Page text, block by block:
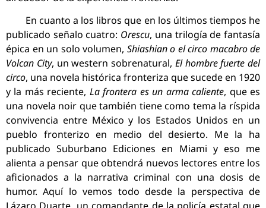
En cuanto a los libros que en los últimos tiempos he
publicado señalo cuatro: Orescu, una trilogía de fantasía
épica en un solo volumen, Shiashian o el circo macabro de
Volcan City, un western sobrenatural, El hombre fuerte del
circo, una novela histórica fronteriza que sucede en 1920
y la más reciente, La frontera es un arma caliente, que es
una novela noir que también tiene como tema la ríspida
convivencia entre México y los Estados Unidos en un
pueblo fronterizo en medio del desierto. Me la ha
publicado Suburbano Ediciones en Miami y eso me
alienta a pensar que obtendrá nuevos lectores entre los
aficionados a la narrativa criminal con una dosis de
humor. Aquí lo vemos todo desde la perspectiva de